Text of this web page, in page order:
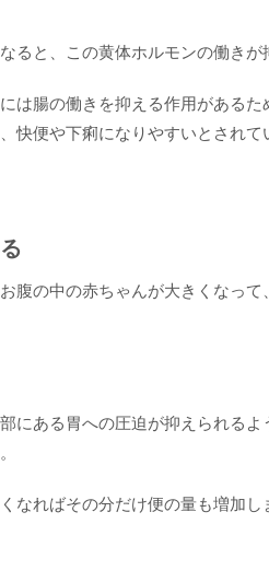
ると、この黄体ホルモンの働きが
は腸の働きを抑える作用があるた
快便や下痢になりやすいとされて
腹の中の赤ちゃんが大きくなっ
にある胃への圧迫が抑えられる
なればその分だけ便の量も増加